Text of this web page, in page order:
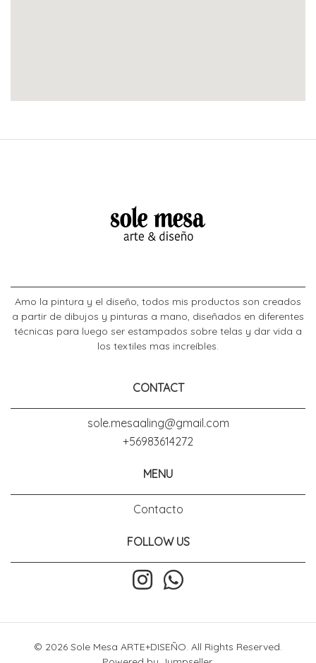
Amo la pintura y el diseño, todos mis productos son creados
a partir de dibujos y pinturas a mano, diseñados en diferentes
técnicas para luego ser estampados sobre telas y dar vida a
los textiles mas increíbles.
CONTACT
sole.mesaaling@gmail.com
+56983614272
MENU
Contacto
FOLLOW US
© 2026 Sole Mesa ARTE+DISEÑO. All Rights Reserved.